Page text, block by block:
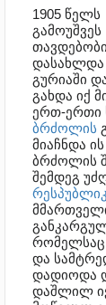
1905 წელს
გამოუშვეს
დასახლდა
გურიაში
გახდა იქ
ერთ-ერთი
ბრძოლის
მიაჩნდა
ბრძოლის
შემდეგ
რომელსაც
და
დადიოდა
დაშლილ